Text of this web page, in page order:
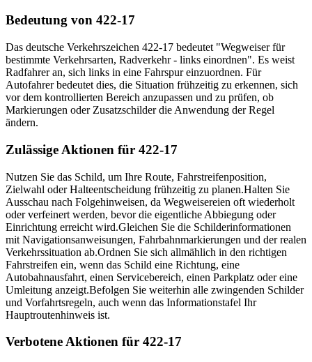
Bedeutung von 422-17
Das deutsche Verkehrszeichen 422-17 bedeutet "Wegweiser für
bestimmte Verkehrsarten, Radverkehr - links einordnen". Es weist
Radfahrer an, sich links in eine Fahrspur einzuordnen. Für
Autofahrer bedeutet dies, die Situation frühzeitig zu erkennen, sich
vor dem kontrollierten Bereich anzupassen und zu prüfen, ob
Markierungen oder Zusatzschilder die Anwendung der Regel
ändern.
Zulässige Aktionen für 422-17
Nutzen Sie das Schild, um Ihre Route, Fahrstreifenposition,
Zielwahl oder Halteentscheidung frühzeitig zu planen.Halten Sie
Ausschau nach Folgehinweisen, da Wegweisereien oft wiederholt
oder verfeinert werden, bevor die eigentliche Abbiegung oder
Einrichtung erreicht wird.Gleichen Sie die Schilderinformationen
mit Navigationsanweisungen, Fahrbahnmarkierungen und der realen
Verkehrssituation ab.Ordnen Sie sich allmählich in den richtigen
Fahrstreifen ein, wenn das Schild eine Richtung, eine
Autobahnausfahrt, einen Servicebereich, einen Parkplatz oder eine
Umleitung anzeigt.Befolgen Sie weiterhin alle zwingenden Schilder
und Vorfahrtsregeln, auch wenn das Informationstafel Ihr
Hauptroutenhinweis ist.
Verbotene Aktionen für 422-17